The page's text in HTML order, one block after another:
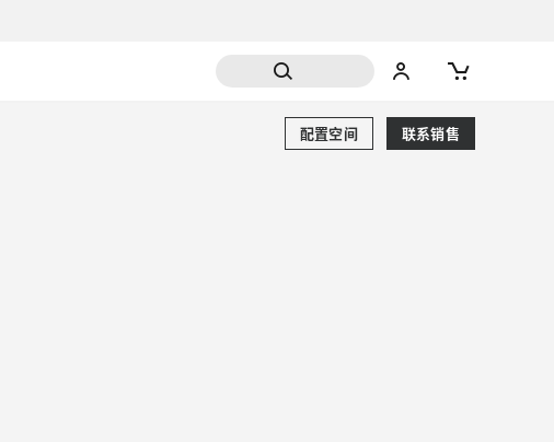
联系销售
配置空间